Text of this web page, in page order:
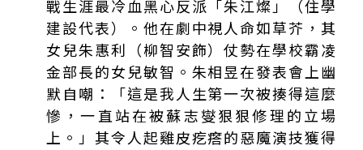
戰生涯最冷血黑心反派「朱江燦」（住學
建設代表）。他在劇中視人命如草芥，其
女兒朱惠利（柳智安飾）仗勢在學校霸凌
金部長的女兒敏智。朱相昱在發表會上幽
默自嘲：「這是我人生第一次被揍得這麼
慘，一直站在被蘇志燮狠狠修理的立場
上。」其令人起雞皮疙瘩的惡魔演技獲得